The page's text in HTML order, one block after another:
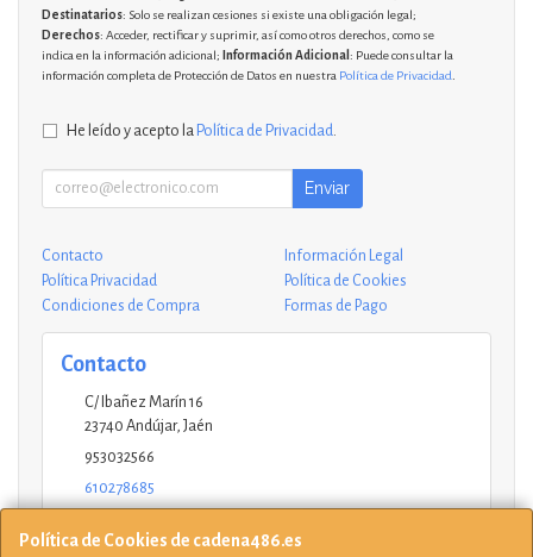
Política de Cookies de cadena486.es
Destinatarios: Solo se realizan cesiones si existe una obligación legal;
Derechos: Acceder, rectificar y suprimir, así como otros derechos, como se
indica en la información adicional; Información Adicional : Puede consultar la
información completa de Protección de Datos en nuestra Política de Privacidad
He leído y acepto la Política de Privacidad
Enviar
Contacto
Información Legal
Política Privacidad
Política de Cookies
Condiciones de Compra
Formas de Pago
Contacto
C/ Ibañez Marín 16
23740 Andújar, Jaén
953032566
610278685